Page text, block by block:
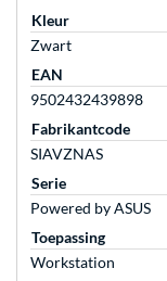
Kleur
Zwart
EAN
9502432439898
Fabrikantcode
SIAVZNAS
Serie
Powered by ASUS
Toepassing
Workstation